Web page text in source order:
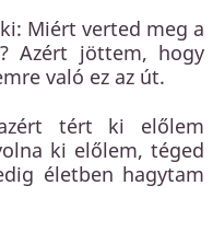
Miért verted meg a
Azért jöttem, hogy
való ez az út.
tért ki előlem
ki előlem, téged
életben hagytam